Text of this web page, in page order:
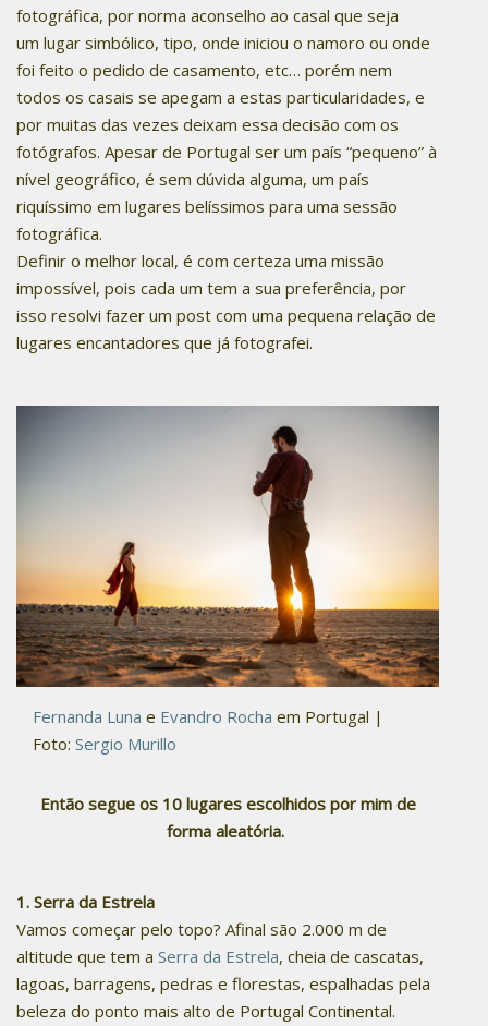
fotográfica, por norma aconselho ao casal que seja
um lugar simbólico, tipo, onde iniciou o namoro ou onde
foi feito o pedido de casamento, etc… porém nem
todos os casais se apegam a estas particularidades, e
por muitas das vezes deixam essa decisão com os
fotógrafos. Apesar de Portugal ser um país “pequeno” à
nível geográfico, é sem dúvida alguma, um país
riquíssimo em lugares belíssimos para uma sessão
fotográfica.
Definir o melhor local, é com certeza uma missão
impossível, pois cada um tem a sua preferência, por
isso resolvi fazer um post com uma pequena relação de
lugares encantadores que já fotografei.
Fernanda Luna e Evandro Rocha em Portugal |
Foto: Sergio Murillo
Então segue os 10 lugares escolhidos por mim de
forma aleatória.
1. Serra da Estrela
Vamos começar pelo topo? Afinal são 2.000 m de
altitude que tem a Serra da Estrela, cheia de cascatas,
lagoas, barragens, pedras e florestas, espalhadas pela
beleza do ponto mais alto de Portugal Continental.